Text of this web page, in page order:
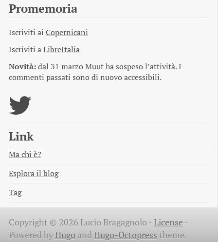
Promemoria
Iscriviti ai Copernicani
Iscriviti aLibreItalia
Novità:dal 31 marzo Muut ha sospeso l’attività. I
commenti passati sono di nuovo accessibili.
Link
Ma chi è?
Esplora il blog
Tag
Copyright © 2026 Lucio Bragagnolo -License -
Powered byHugo and Hugo-Octopress theme.